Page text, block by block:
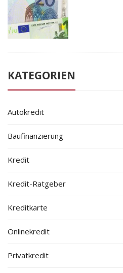
KATEGORIEN
Autokredit
Baufinanzierung
Kredit
Kredit-Ratgeber
Kreditkarte
Onlinekredit
Privatkredit